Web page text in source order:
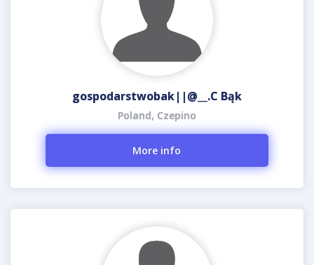
gospodarstwobak||@__.C Bąk
Poland, Czepino
More info